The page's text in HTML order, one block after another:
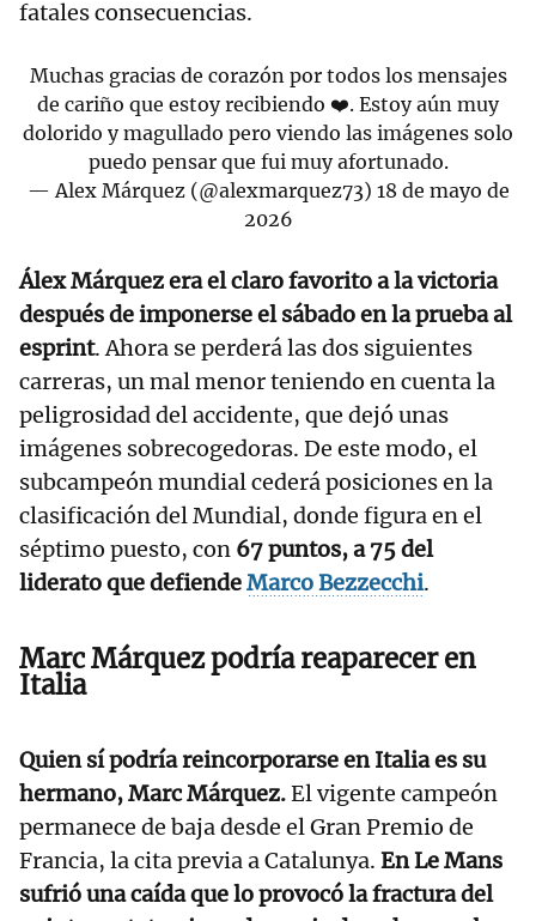
fatales consecuencias.
Muchas gracias de corazón por todos los mensajes
de cariño que estoy recibiendo ❤️. Estoy aún muy
dolorido y magullado pero viendo las imágenes solo
puedo pensar que fui muy afortunado.
— Alex Márquez (@alexmarquez73) 18 de mayo de
2026
Álex Márquez era el claro favorito a la victoria
después de imponerse el sábado en la prueba al
esprint. Ahora se perderá las dos siguientes
carreras, un mal menor teniendo en cuenta la
peligrosidad del accidente, que dejó unas
imágenes sobrecogedoras. De este modo, el
subcampeón mundial cederá posiciones en la
clasificación del Mundial, donde figura en el
séptimo puesto, con 67 puntos, a 75 del
liderato que defiendeMarco Bezzecchi.
Marc Márquez podría reaparecer en
Italia
Quien sí podría reincorporarse en Italia es su
hermano, Marc Márquez.El vigente campeón
permanece de baja desde el Gran Premio de
Francia, la cita previa a Catalunya. En Le Mans
sufrió una caída que lo provocó la fractura del